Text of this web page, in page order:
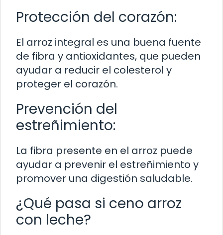
Protección del corazón:
El arroz integral es una buena fuente
de fibra y antioxidantes, que pueden
ayudar a reducir el colesterol y
proteger el corazón.
Prevención del
estreñimiento:
La fibra presente en el arroz puede
ayudar a prevenir el estreñimiento y
promover una digestión saludable.
¿Qué pasa si ceno arroz
con leche?